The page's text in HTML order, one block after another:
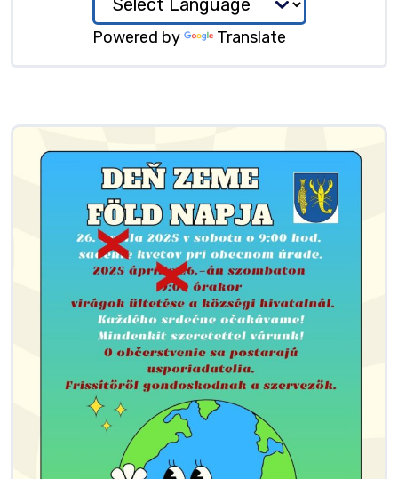
Powered by Translate